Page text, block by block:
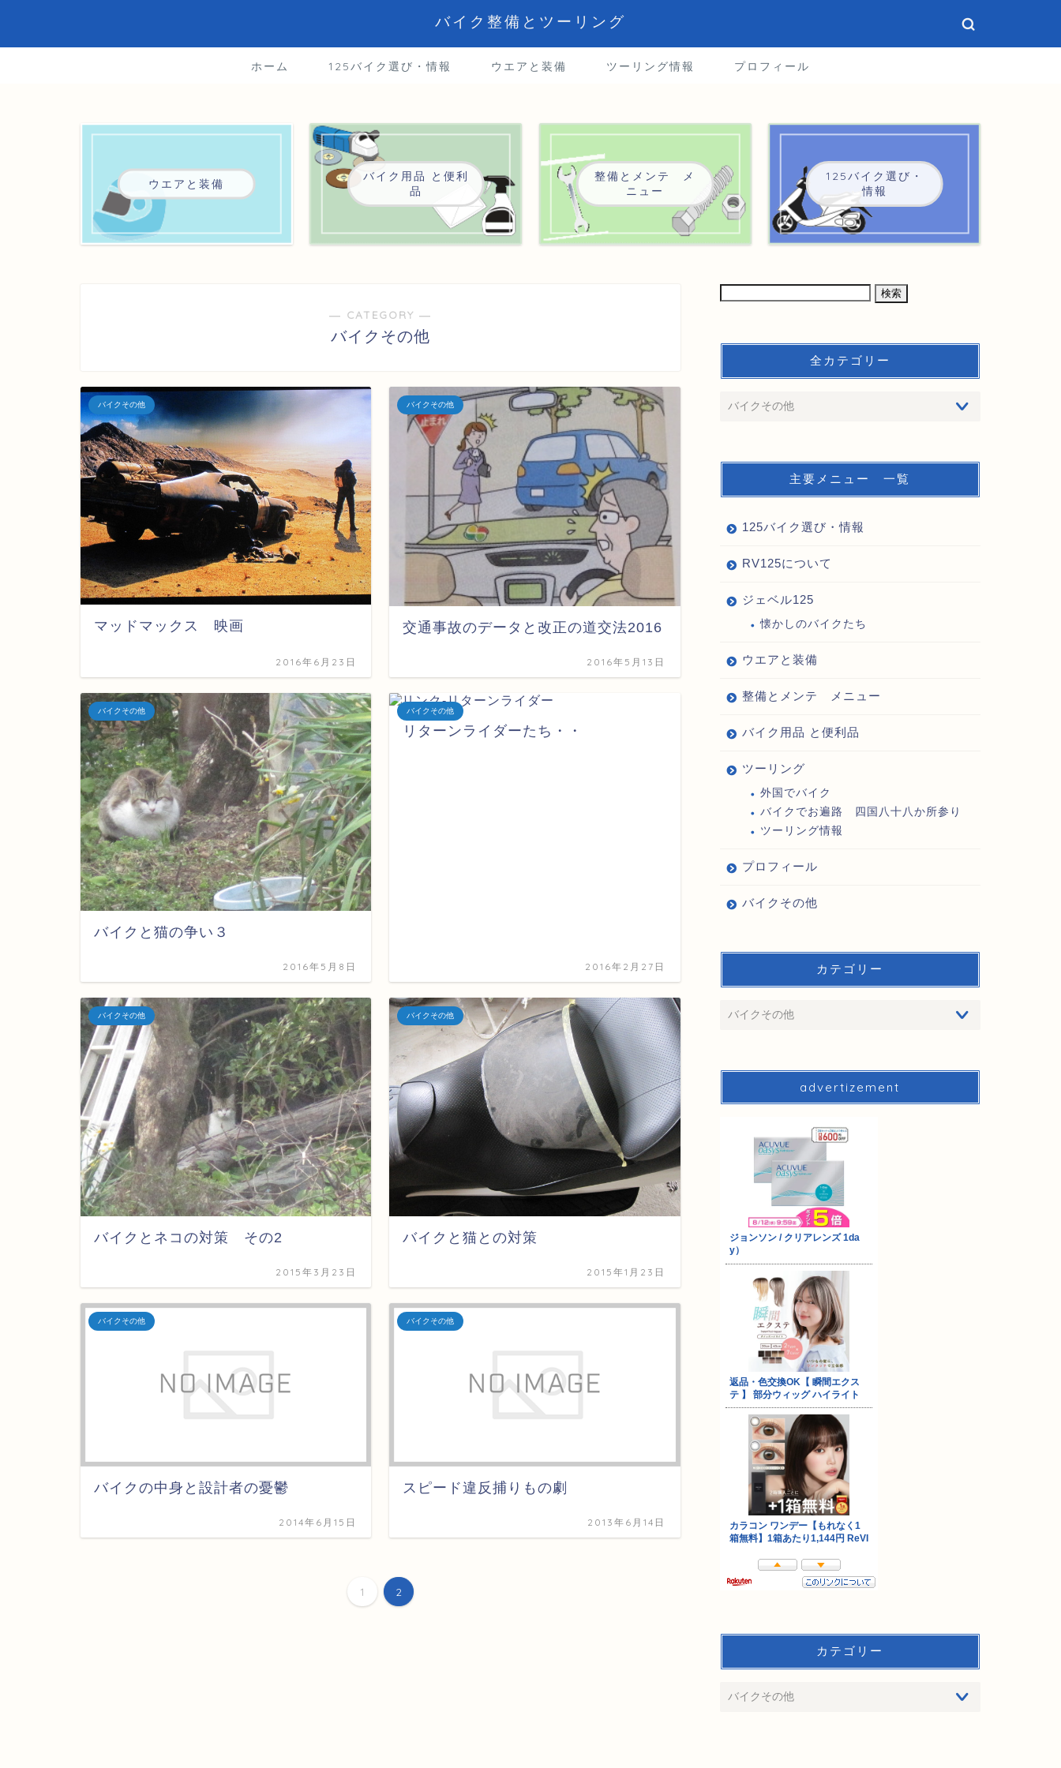
バイク整備とツーリング
ホーム 125バイク選び・情報 ウエアと装備 ツーリング情報 プロフィール
ウエアと装備
バイク用品 と便利
品
整備とメンテ メ
ニュー
125バイク選び・
情報
― CATEGORY ―
バイクその他
バイクその他
マッドマックス 映画
2016年6月23日
バイクその他
交通事故のデータと改正の道交法2016
2016年5月13日
バイクその他
バイクと猫の争い３
2016年5月8日
バイクその他
リターンライダーたち・・
2016年2月27日
バイクその他
バイクとネコの対策 その2
2015年3月23日
バイクその他
バイクと猫との対策
2015年1月23日
バイクその他
バイクの中身と設計者の憂鬱
2014年6月15日
バイクその他
スピード違反捕りもの劇
2013年6月14日
1 2
全カテゴリー
主要メニュー 一覧
125バイク選び・情報
RV125について
ジェベル125
懐かしのバイクたち
ウエアと装備
整備とメンテ メニュー
バイク用品 と便利品
ツーリング
外国でバイク
バイクでお遍路 四国八十八か所参り
ツーリング情報
プロフィール
バイクその他
カテゴリー
advertizement
カテゴリー